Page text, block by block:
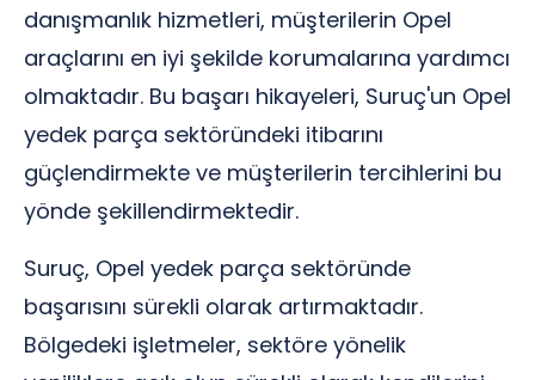
danışmanlık hizmetleri, müşterilerin Opel
araçlarını en iyi şekilde korumalarına yardımcı
olmaktadır. Bu başarı hikayeleri, Suruç'un Opel
yedek parça sektöründeki itibarını
güçlendirmekte ve müşterilerin tercihlerini bu
yönde şekillendirmektedir.
Suruç, Opel yedek parça sektöründe
başarısını sürekli olarak artırmaktadır.
Bölgedeki işletmeler, sektöre yönelik